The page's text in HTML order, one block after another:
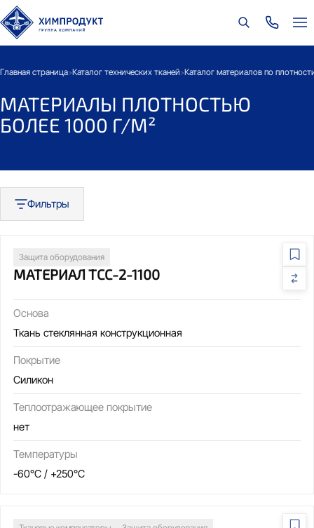
Главная страница>Каталог технических тканей>Каталог материалов по
МАТЕРИАЛЫ ПЛОТНОСТЬЮ
БОЛЕЕ 1000 Г/М²
Фильтры
Защита оборудования
МАТЕРИАЛ ТСС-2-1100
Основа
Ткань стеклянная конструкционная
Покрытие
Силикон
Теплоотражающее покрытие
нет
Температуры
-60°C / +250°C